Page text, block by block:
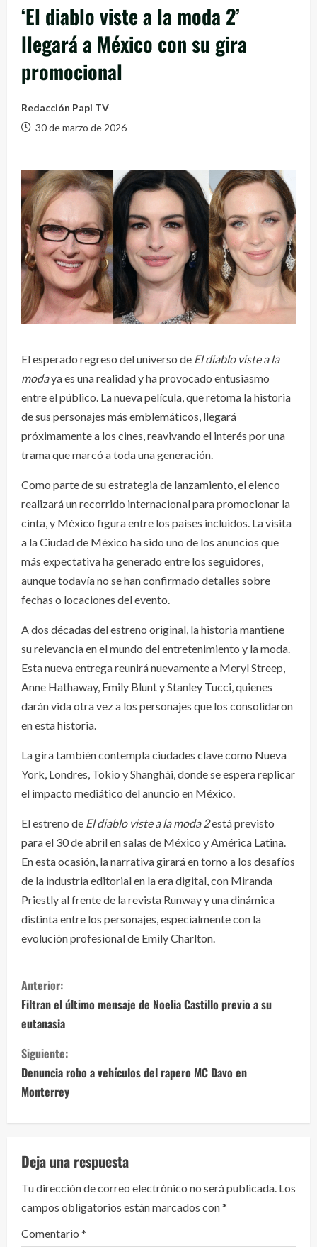
‘El diablo viste a la moda 2’
llegará a México con su gira
promocional
Redacción Papi TV
30 de marzo de 2026
El esperado regreso del universo de El diablo viste a la
modaya es una realidad y ha provocado entusiasmo
entre el público. La nueva película, que retoma la historia
de sus personajes más emblemáticos, llegará
próximamente a los cines, reavivando el interés por una
trama que marcó a toda una generación.
Como parte de su estrategia de lanzamiento, el elenco
realizará un recorrido internacional para promocionar la
cinta, y México figura entre los países incluidos. La visita
a la Ciudad de México ha sido uno de los anuncios que
más expectativa ha generado entre los seguidores,
aunque todavía no se han confirmado detalles sobre
fechas o locaciones del evento.
A dos décadas del estreno original, la historia mantiene
su relevancia en el mundo del entretenimiento y la moda.
Esta nueva entrega reunirá nuevamente a Meryl Streep,
Anne Hathaway, Emily Blunt y Stanley Tucci, quienes
darán vida otra vez a los personajes que los consolidaron
en esta historia.
La gira también contempla ciudades clave como Nueva
York, Londres, Tokio y Shanghái, donde se espera replicar
el impacto mediático del anuncio en México.
El estreno de El diablo viste a la moda 2está previsto
para el 30 de abril en salas de México y América Latina.
En esta ocasión, la narrativa girará en torno a los desafíos
de la industria editorial en la era digital, con Miranda
Priestly al frente de la revista Runway y una dinámica
distinta entre los personajes, especialmente con la
evolución profesional de Emily Charlton.
S
i
g
u
e
l
e
y
e
Anterior:
Filtran el último mensaje de Noelia Castillo previo a su
eutanasia
Siguiente:
Denuncia robo a vehículos del rapero MC Davo en
Monterrey
Deja una respuesta
Tu dirección de correo electrónico no será publicada. Los
campos obligatorios están marcados con*
Comentario *